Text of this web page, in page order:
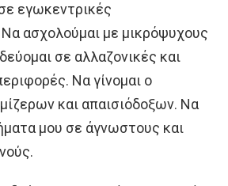
εγωκεντρικές
ασχολούμαι με μικρόψυχους
σε αλλαζονικές και
Να γίνομαι ο
και απαισιόδοξων. Να
μου σε άγνωστους και